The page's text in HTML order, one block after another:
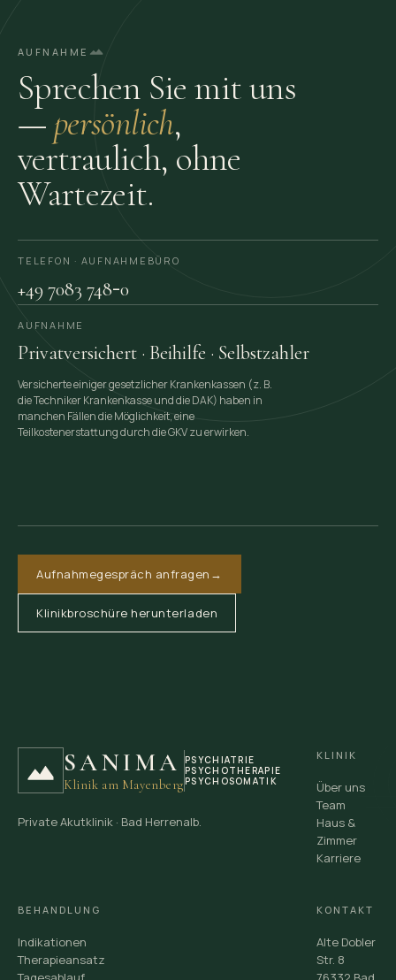
AUFNAHME
Sprechen Sie mit uns
— persönlich,
vertraulich, ohne
Wartezeit.
TELEFON · AUFNAHME­BÜRO
+49 7083 748-0
AUFNAHME
Privatversichert · Beihilfe · Selbstzahler
Versicherte einiger gesetzlicher Krankenkassen (z. B.
die Techniker Krankenkasse und die DAK) haben in
manchen Fällen die Möglichkeit, eine
Teilkostenerstattung durch die GKV zu erwirken.
Aufnahmegespräch anfragen →
Klinikbroschüre herunterladen
SANIMA
Klinik am Mayenberg
PSYCHIATRIE
PSYCHOTHERAPIE
PSYCHOSOMATIK
Private Akutklinik · Bad Herrenalb.
KLINIK
Über uns
Team
Haus &
Zimmer
Karriere
BEHANDLUNG
Indikationen
Therapieansatz
KONTAKT
Alte Dobler
Str. 8